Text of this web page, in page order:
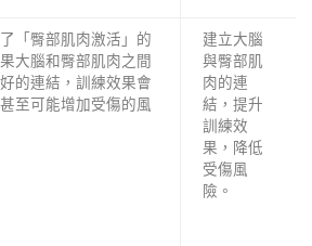
「臀部肌肉激活」的
大腦和臀部肌肉之間
的連結，訓練效果會
至可能增加受傷的風
建立大腦
與臀部肌
肉的連
結，提升
訓練效
果，降低
受傷風
險。